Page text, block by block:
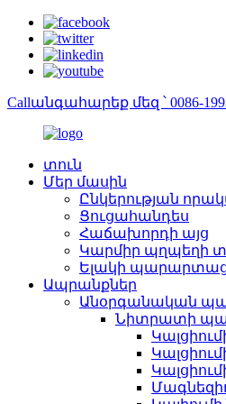
Callանգահարեք մեզ ՝ 0086-
տուն
Մեր մասին
Ընկերության
Ցուցահանդես
Հաճախորդի այց
Կարմիր պղպեղի
Ելակի
Ապրանքներ
Անօրգանական
Նիտրատի